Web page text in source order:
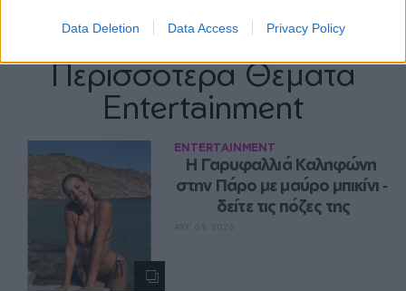
Data Deletion Data Access Privacy Policy
Περισσότερα Θέματα
Entertainment
ENTERTAINMENT
Η Γαρυφαλλιά Καληφώνη
στην Πάρο με μαύρο μπικίνι ‑
δείτε τις πόζες της